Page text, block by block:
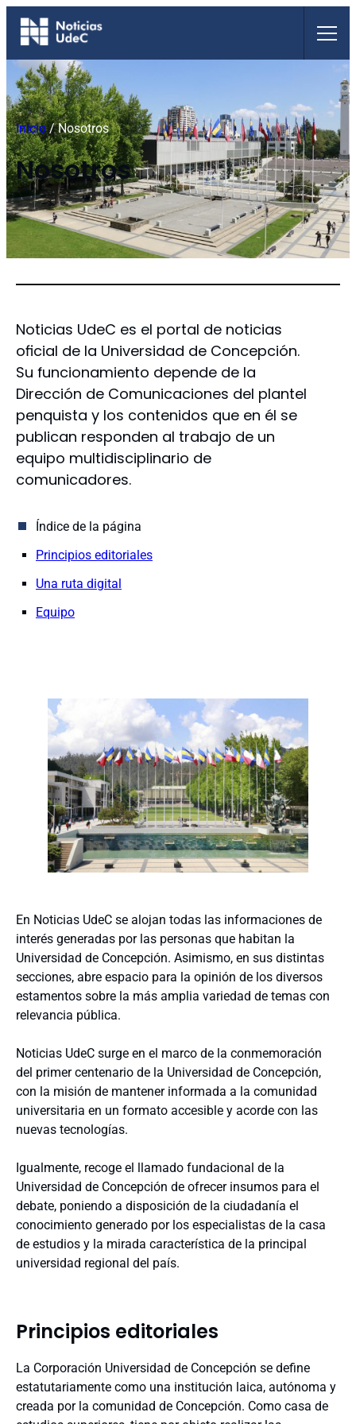
Saltar
Inicio/Nosotros
Nosotros
Noticias UdeC es el portal de noticias
oficial de la Universidad de Concepción.
Su funcionamiento depende de la
Dirección de Comunicaciones del plantel
penquista y los contenidos que en él se
publican responden al trabajo de un
equipo multidisciplinario de
comunicadores.
Índice de la página
Principios editoriales
Una ruta digital
Equipo
En Noticias UdeC se alojan todas las informaciones de
interés generadas por las personas que habitan la
Universidad de Concepción. Asimismo, en sus distintas
secciones, abre espacio para la opinión de los diversos
estamentos sobre la más amplia variedad de temas con
relevancia pública.
Noticias UdeC surge en el marco de la conmemoración
del primer centenario de la Universidad de Concepción,
con la misión de mantener informada a la comunidad
universitaria en un formato accesible y acorde con las
nuevas tecnologías.
Igualmente, recoge el llamado fundacional de la
Universidad de Concepción de ofrecer insumos para el
debate, poniendo a disposición de la ciudadanía el
conocimiento generado por los especialistas de la casa
de estudios y la mirada característica de la principal
universidad regional del país.
Principios editoriales
La Corporación Universidad de Concepción se define
estatutariamente como una institución laica, autónoma y
creada por la comunidad de Concepción. Como casa de